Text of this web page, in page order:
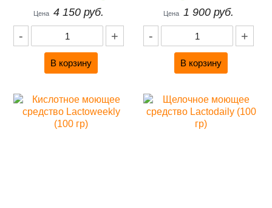
Цена 4 150 руб.
- +
Цена 1 900 руб.
- +